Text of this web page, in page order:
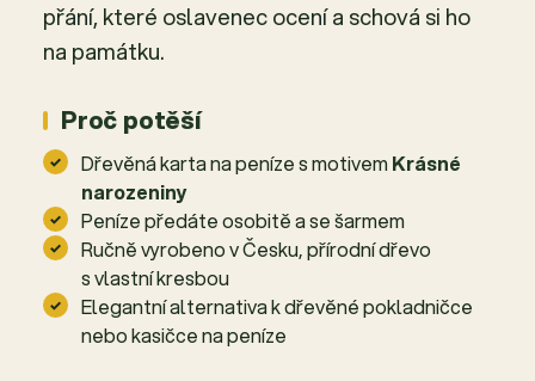
přání, které oslavenec ocení a schová si ho
na památku.
Proč potěší
Dřevěná karta na peníze s motivemKrásné
narozeniny
Peníze předáte osobitě a se šarmem
Ručně vyrobeno v Česku, přírodní dřevo
s vlastní kresbou
Elegantní alternativa k dřevěné pokladničce
nebo kasičce na peníze